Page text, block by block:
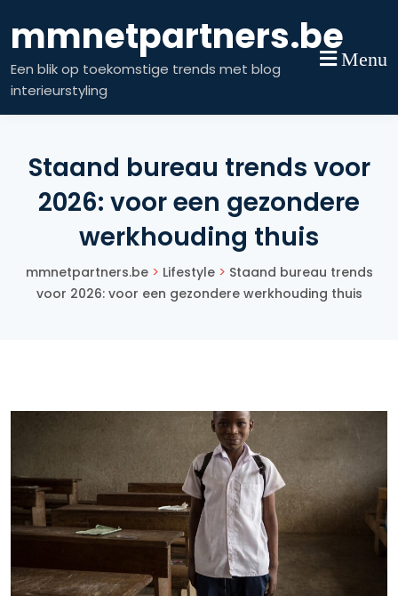
to
content
mmnetpartners.be
Een blik op toekomstige trends met blog
interieurstyling
Menu
Staand bureau trends voor
2026: voor een gezondere
werkhouding thuis
mmnetpartners.be> Lifestyle> Staand bureau trends
voor 2026: voor een gezondere werkhouding thuis